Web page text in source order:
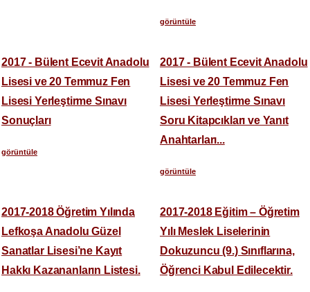
görüntüle
2017 - Bülent Ecevit Anadolu
Lisesi ve 20 Temmuz Fen
Lisesi Yerleştirme Sınavı
Sonuçları
görüntüle
2017 - Bülent Ecevit Anadolu
Lisesi ve 20 Temmuz Fen
Lisesi Yerleştirme Sınavı
Soru Kitapcıkları ve Yanıt
Anahtarları...
görüntüle
2017-2018 Öğretim Yılında
Lefkoşa Anadolu Güzel
Sanatlar Lisesi’ne Kayıt
Hakkı Kazananların Listesi.
2017-2018 Eğitim – Öğretim
Yılı Meslek Liselerinin
Dokuzuncu (9.) Sınıflarına,
Öğrenci Kabul Edilecektir.